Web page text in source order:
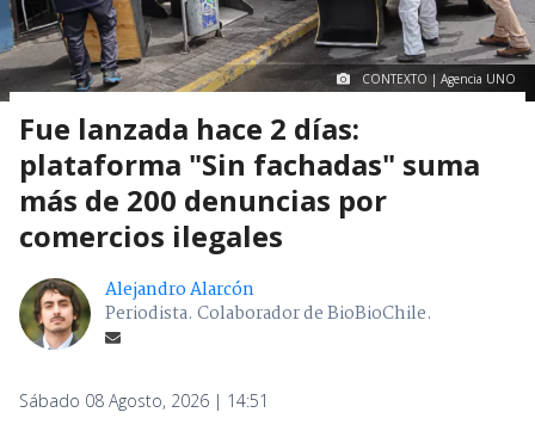
CONTEXTO | Agencia UNO
Fue lanzada hace 2 días:
plataforma "Sin fachadas" suma
más de 200 denuncias por
comercios ilegales
Alejandro Alarcón
Periodista. Colaborador de BioBioChile.
Sábado 08 Agosto, 2026 | 14:51